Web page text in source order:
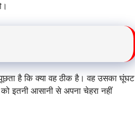
है कि क्या वह ठीक है। वह उसका घूंघट
इतनी आसानी से अपना चेहरा नहीं